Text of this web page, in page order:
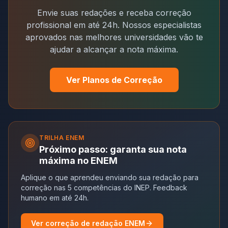
Envie suas redações e receba correção
profissional em até 24h. Nossos especialistas
aprovados nas melhores universidades vão te
ajudar a alcançar a nota máxima.
Ver Planos de Correção
TRILHA ENEM
Próximo passo: garanta sua nota
máxima no ENEM
Aplique o que aprendeu enviando sua redação para
correção nas 5 competências do INEP. Feedback
humano em até 24h.
Ver correção de redação ENEM